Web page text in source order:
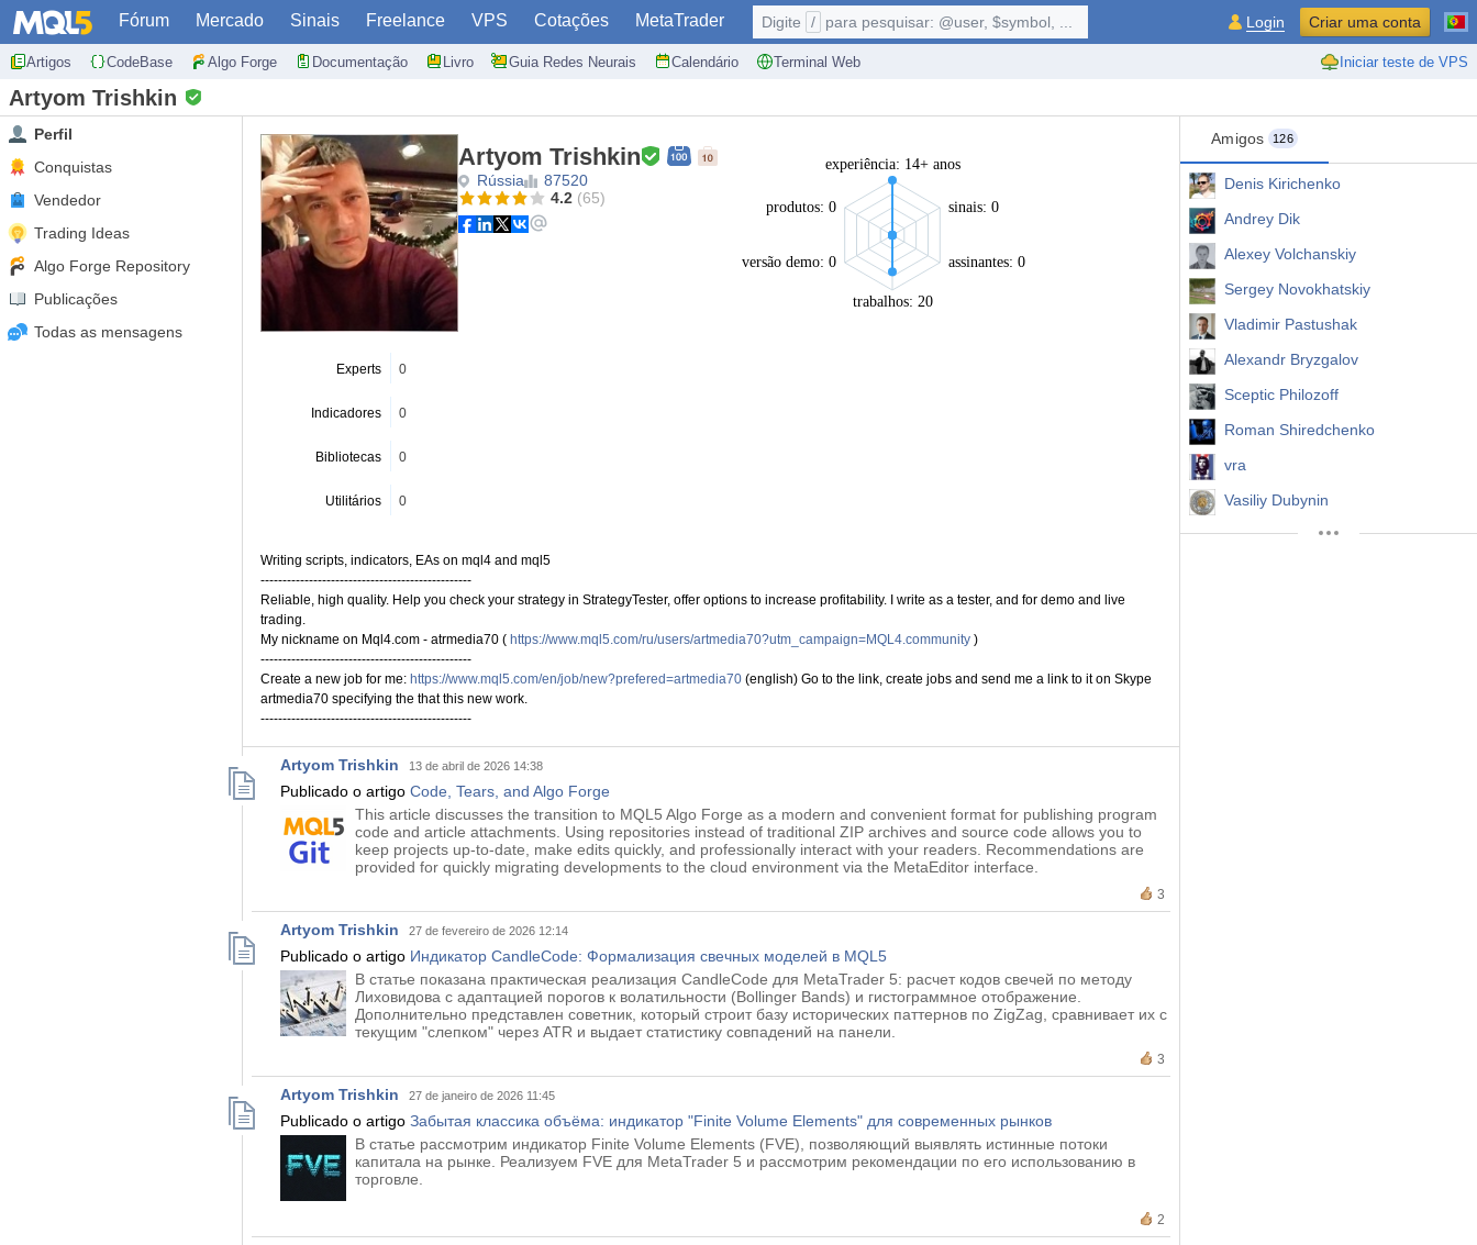
Fórum Mercado Sinais Freelance VPS Cotações MetaTrader
Artigos CodeBase Algo Forge Documentação Livro Guia Redes Neurais Calendário Terminal Web Iniciar teste de VPS
Digite / para pesquisar: @user, $symbol, ... Login Criar uma conta
Artyom Trishkin
Perfil
Conquistas
Vendedor
Trading Ideas
Algo Forge Repository
Publicações
Todas as mensagens
Artyom Trishkin
Rússia
87520
4.2 (65)
experiência: 14+ anos
sinais: 0
assinantes: 0
trabalhos: 20
versão demo: 0
produtos: 0
Experts 0
Indicadores 0
Bibliotecas 0
Utilitários 0
Writing scripts, indicators, EAs on mql4 and mql5
------------------------------------------------
Reliable, high quality. Help you check your strategy in StrategyTester, offer options to increase profitability. I write as a tester, and for demo and live
trading.
My nickname on Mql4.com - atrmedia70 ( https://www.mql5.com/ru/users/artmedia70?utm_campaign=MQL4.community )
------------------------------------------------
Create a new job for me: https://www.mql5.com/en/job/new?prefered=artmedia70 (english) Go to the link, create jobs and send me a link to it on Skype
artmedia70 specifying the that this new work.
------------------------------------------------
Amigos 126
Denis Kirichenko
Andrey Dik
Alexey Volchanskiy
Sergey Novokhatskiy
Vladimir Pastushak
Alexandr Bryzgalov
Sceptic Philozoff
Roman Shiredchenko
vra
Vasiliy Dubynin
Artyom Trishkin 13 de abril de 2026 14:38
Publicado o artigo Code, Tears, and Algo Forge
This article discusses the transition to MQL5 Algo Forge as a modern and convenient format for publishing program
code and article attachments. Using repositories instead of traditional ZIP archives and source code allows you to
keep projects up-to-date, make edits quickly, and professionally interact with your readers. Recommendations are
provided for quickly migrating developments to the cloud environment via the MetaEditor interface.
3
Artyom Trishkin 27 de fevereiro de 2026 12:14
Publicado o artigo Индикатор CandleCode: Формализация свечных моделей в MQL5
В статье показана практическая реализация CandleCode для MetaTrader 5: расчет кодов свечей по методу
Лиховидова с адаптацией порогов к волатильности (Bollinger Bands) и гистограммное отображение.
Дополнительно представлен советник, который строит базу исторических паттернов по ZigZag, сравнивает их с
текущим "слепком" через ATR и выдает статистику совпадений на панели.
3
Artyom Trishkin 27 de janeiro de 2026 11:45
Publicado o artigo Забытая классика объёма: индикатор "Finite Volume Elements" для современных рынков
В статье рассмотрим индикатор Finite Volume Elements (FVE), позволяющий выявлять истинные потоки
капитала на рынке. Реализуем FVE для MetaTrader 5 и рассмотрим рекомендации по его использованию в
торговле.
2